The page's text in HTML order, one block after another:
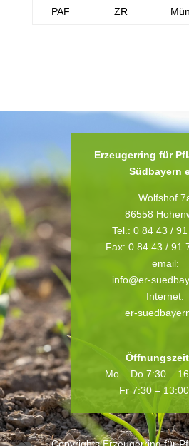
PAF ZR
Erzeugerring für
Südbayern
Wolfshof
86558
Tel.: 0 84 43 /
Fax: 0 84 43 / 91
email:
info@er-
Internet:
er-
Mo – Do 7:30 –
Fr 7:30 –